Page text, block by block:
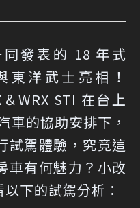
發表的 18 年式
東洋武士亮相！
WRX STI 在台上
車的協助安排下，
試駕體驗，究竟這
車有何魅力？小改
下的試駕分析：